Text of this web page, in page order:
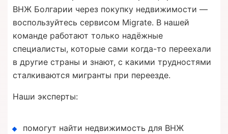
ВНЖ Болгарии через покупку недвижимости —
воспользуйтесь сервисом Migrate. В нашей
команде работают только надёжные
специалисты, которые сами когда-то переехали
в другие страны и знают, с какими трудностями
сталкиваются мигранты при переезде.
Наши эксперты:
помогут найти недвижимость для ВНЖ